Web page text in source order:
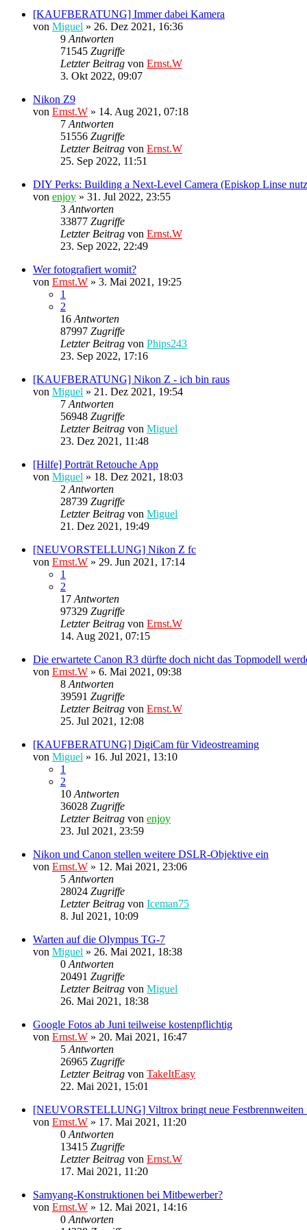
[KAUFBERATUNG] Immer dabei Kamera
von Miguel » 26. Dez 2021, 16:36
9Antworten
71545 Zugriffe
Letzter Beitrag von Ernst.W
3. Okt 2022, 09:07
Nikon Z9
von Ernst.W » 14. Aug 2021, 07:18
7Antworten
51556 Zugriffe
Letzter Beitrag von Ernst.W
25. Sep 2022, 11:51
DIY Perks: Building a Next-Level Camera (Episkop Linse
von enjoy » 31. Jul 2022, 23:55
3Antworten
33877 Zugriffe
Letzter Beitrag von Ernst.W
23. Sep 2022, 22:49
Wer fotografiert womit?
von Ernst.W » 3. Mai 2021, 19:25
1
2
16Antworten
87997 Zugriffe
Letzter Beitrag von Phips243
23. Sep 2022, 17:16
[KAUFBERATUNG] Nikon Z - ich bin raus
von Miguel » 21. Dez 2021, 19:54
7Antworten
56948 Zugriffe
Letzter Beitrag von Miguel
23. Dez 2021, 11:48
[Hilfe] Porträt Retouche App
von Miguel » 18. Dez 2021, 18:03
2Antworten
28739 Zugriffe
Letzter Beitrag von Miguel
21. Dez 2021, 19:49
[NEUVORSTELLUNG] Nikon Z fc
von Ernst.W » 29. Jun 2021, 17:14
1
2
17Antworten
97329 Zugriffe
Letzter Beitrag von Ernst.W
14. Aug 2021, 07:15
Die erwartete Canon R3 dürfte doch nicht das Topmodell
von Ernst.W » 6. Mai 2021, 09:38
8Antworten
39591 Zugriffe
Letzter Beitrag von Ernst.W
25. Jul 2021, 12:08
[KAUFBERATUNG] DigiCam für Videostreaming
von Miguel » 16. Jul 2021, 13:10
1
2
10Antworten
36028 Zugriffe
Letzter Beitrag von enjoy
23. Jul 2021, 23:59
Nikon und Canon stellen weitere DSLR-Objektive ein
von Ernst.W » 12. Mai 2021, 23:06
5Antworten
28024 Zugriffe
Letzter Beitrag von Iceman75
8. Jul 2021, 10:09
Warten auf die Olympus TG-7
von Miguel » 26. Mai 2021, 18:38
0Antworten
20491 Zugriffe
Letzter Beitrag von Miguel
26. Mai 2021, 18:38
Google Fotos ab Juni teilweise kostenpflichtig
von Ernst.W » 20. Mai 2021, 16:47
5Antworten
26965 Zugriffe
Letzter Beitrag von TakeItEasy
22. Mai 2021, 15:01
[NEUVORSTELLUNG] Viltrox bringt neue
von Ernst.W » 17. Mai 2021, 11:20
0Antworten
13415 Zugriffe
Letzter Beitrag von Ernst.W
17. Mai 2021, 11:20
Samyang-Konstruktionen bei Mitbewerber?
von Ernst.W » 12. Mai 2021, 14:16
0Antworten